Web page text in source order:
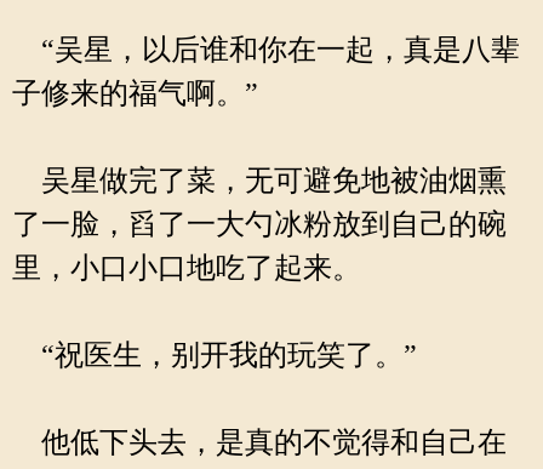
“吴星，以后谁和你在一起，真是八辈
子修来的福气啊。”
吴星做完了菜，无可避免地被油烟熏
了一脸，舀了一大勺冰粉放到自己的碗
里，小口小口地吃了起来。
“祝医生，别开我的玩笑了。”
他低下头去，是真的不觉得和自己在